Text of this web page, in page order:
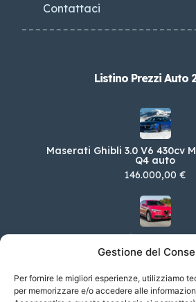
Gestione del
Per fornire le migliori esperienze, utilizziamo
per memorizzare e/o accedere alle
Contattaci
Listino Prezzi Auto
Maserati Ghibli 3.0 V6 430cv
Q4 auto
146.000,00 €
Alfa Romeo Stelvio 2.2 TD 160
58.150,00 €